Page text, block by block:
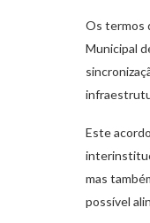
Os termos
Municipal
Este
mas
possível